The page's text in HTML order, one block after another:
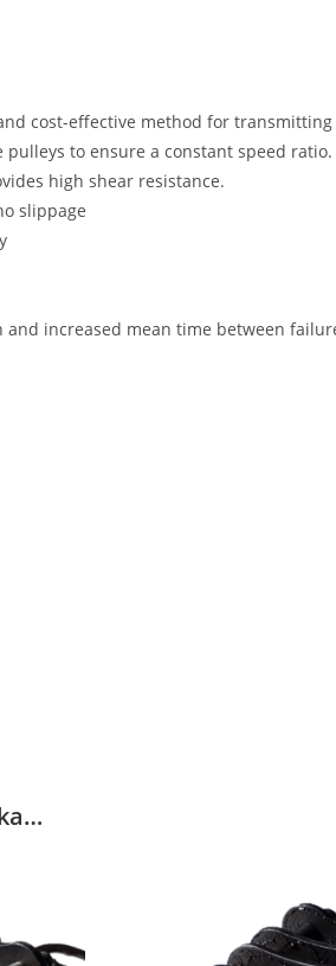
cost-effective method for
pulleys to ensure a constant speed
high shear resistance.
slippage
and increased mean time between